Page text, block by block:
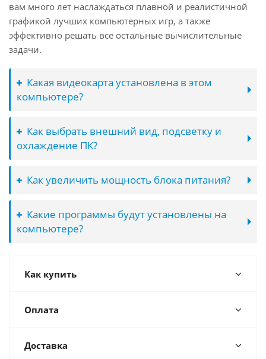
вам много лет наслаждаться плавной и реалистичной
графикой лучших компьютерных игр, а также
эффективно решать все остальные вычислительные
задачи.
Какая видеокарта установлена в этом
компьютере?
Как выбрать внешний вид, подсветку и
охлаждение ПК?
Как увеличить мощность блока питания?
Какие программы будут установлены на
компьютере?
Как купить
Оплата
Доставка